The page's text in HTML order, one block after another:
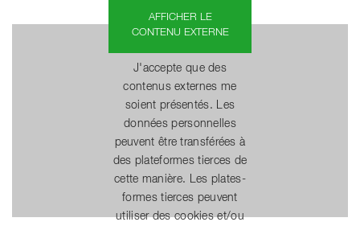
AFFICHER LE
CONTENU EXTERNE
J'accepte que des
contenus externes me
soient présentés. Les
données personnelles
peuvent être transférées à
des plateformes tierces de
cette manière. Les plates-
formes tierces peuvent
utiliser des cookies et/ou